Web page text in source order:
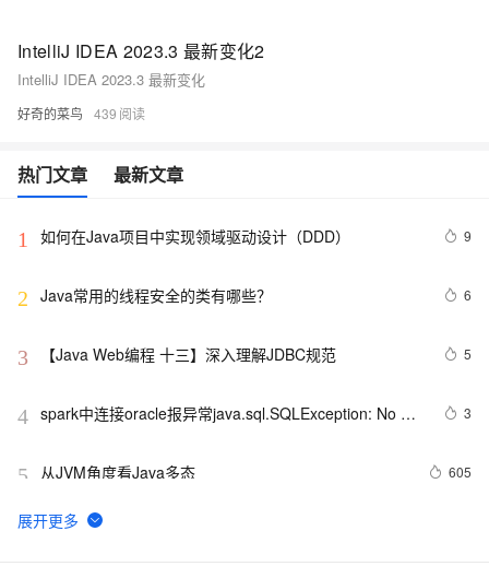
IntelliJ IDEA 2023.3 最新变化2
IntelliJ IDEA 2023.3 最新变化
好奇的菜鸟 439
热门文章 最新文章
1 如何在Java项目中实现领域驱动设计（DDD） 9
2 Java常用的线程安全的类有哪些？ 6
3 【Java Web编程 十三】深入理解JDBC规范 5
4 spark中连接oracle报异常java.sql.SQLException: No
3
5 从JVM角度看Java多态 605
6 WebKit  上的JS直接使用Java Bean